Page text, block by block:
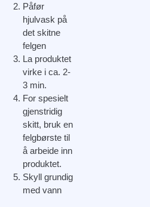
Påfør
hjulvask på
det skitne
felgen
La produktet
virke i ca. 2-
3 min.
For spesielt
gjenstridig
skitt, bruk en
felgbørste til
å arbeide inn
produktet.
Skyll grundig
med vann